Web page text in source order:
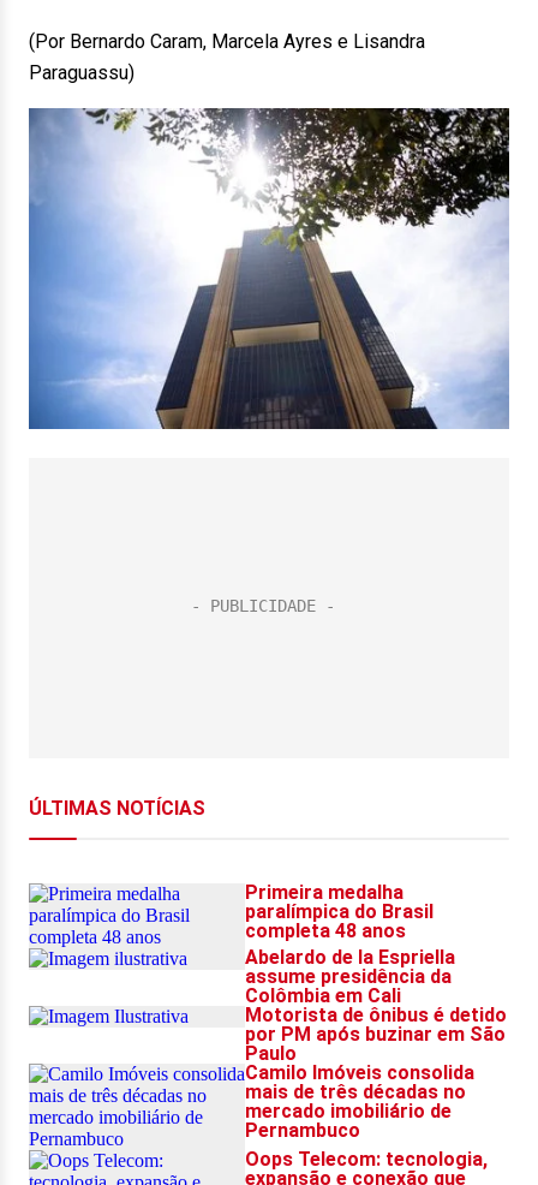
(Por Bernardo Caram, Marcela Ayres e Lisandra
Paraguassu)